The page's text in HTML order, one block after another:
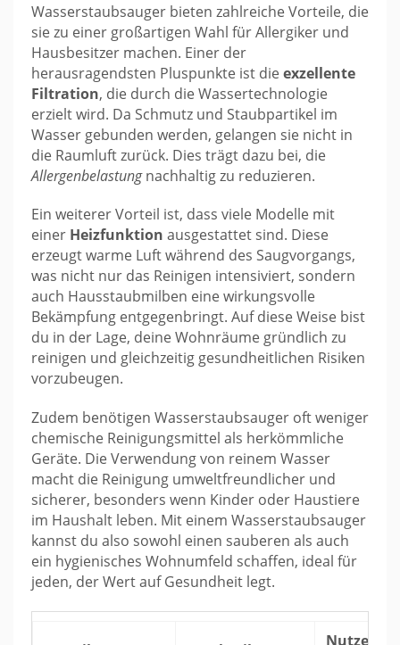
Wasserstaubsauger bieten zahlreiche Vorteile, die
sie zu einer großartigen Wahl für Allergiker und
Hausbesitzer machen. Einer der
herausragendsten Pluspunkte ist dieexzellente
Filtration, die durch die Wassertechnologie
erzielt wird. Da Schmutz und Staubpartikel im
Wasser gebunden werden, gelangen sie nicht in
die Raumluft zurück. Dies trägt dazu bei, die
Allergenbelastungnachhaltig zu reduzieren.
Ein weiterer Vorteil ist, dass viele Modelle mit
einer Heizfunktion ausgestattet sind. Diese
erzeugt warme Luft während des Saugvorgangs,
was nicht nur das Reinigen intensiviert, sondern
auch Hausstaubmilben eine wirkungsvolle
Bekämpfung entgegenbringt. Auf diese Weise bist
du in der Lage, deine Wohnräume gründlich zu
reinigen und gleichzeitig gesundheitlichen Risiken
vorzubeugen.
Zudem benötigen Wasserstaubsauger oft weniger
chemische Reinigungsmittel als herkömmliche
Geräte. Die Verwendung von reinem Wasser
macht die Reinigung umweltfreundlicher und
sicherer, besonders wenn Kinder oder Haustiere
im Haushalt leben. Mit einem Wasserstaubsauger
kannst du also sowohl einen sauberen als auch
ein hygienisches Wohnumfeld schaffen, ideal für
jeden, der Wert auf Gesundheit legt.
Nutzen